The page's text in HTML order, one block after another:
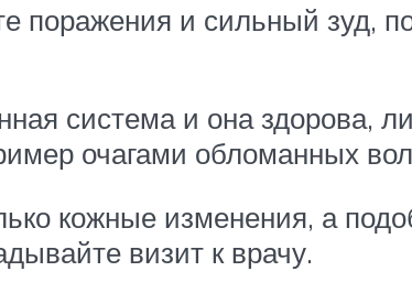
и сильный зуд,
система и она здорова,
очагами обломанных
кожные изменения, а
визит к врачу.